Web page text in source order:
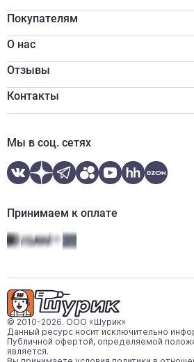
Доставка
Распил
Покупателям
Для бизнеса
Оплата наличными
Обмен и возврат
Онлайн оплата
Онлайн кредитование
О нас
Сертификаты
Новости
Отзывы
Контакты
Отзывы
Контакты
пн-пт:09:00-18:00
WhatsApp
Мы в соц. сетях
Принимаем к оплате
© 2010-2026. ООО «Шурик»
Данный ресурс носит исключительно
Публичной офертой, определяемой
является.